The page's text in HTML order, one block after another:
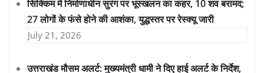
सिक्किम में निर्माणाधीन सुरंग पर भूस्खलन का कहर, 10 शव बरामद;
27 लोगों के फंसे होने की आशंका, युद्धस्तर पर रेस्क्यू जारी
July 21, 2026
उत्तराखंड मौसम अलर्ट: मुख्यमंत्री धामी ने दिए हाई अलर्ट के निर्देश,